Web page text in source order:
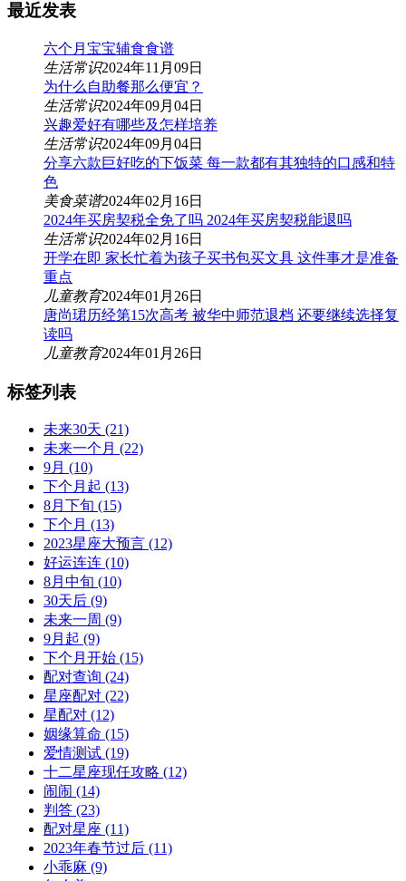
最近发表
六个月宝宝辅食食谱
生活常识2024年11月09日
为什么自助餐那么便宜？
生活常识2024年09月04日
兴趣爱好有哪些及怎样培养
生活常识2024年09月04日
分享六款巨好吃的下饭菜 每一款都有其独特的口感和特
色
美食菜谱2024年02月16日
2024年买房契税全免了吗 2024年买房契税能退吗
生活常识2024年02月16日
开学在即 家长忙着为孩子买书包买文具 这件事才是准备
重点
儿童教育2024年01月26日
唐尚珺历经第15次高考 被华中师范退档 还要继续选择复
读吗
儿童教育2024年01月26日
标签列表
未来30天 (21)
未来一个月 (22)
9月 (10)
下个月起 (13)
8月下旬 (15)
下个月 (13)
2023星座大预言 (12)
好运连连 (10)
8月中旬 (10)
30天后 (9)
未来一周 (9)
9月起 (9)
下个月开始 (15)
配对查询 (24)
星座配对 (22)
星配对 (12)
姻缘算命 (15)
爱情测试 (19)
十二星座现任攻略 (12)
闹闹 (14)
判答 (23)
配对星座 (11)
2023年春节过后 (11)
小乖麻 (9)